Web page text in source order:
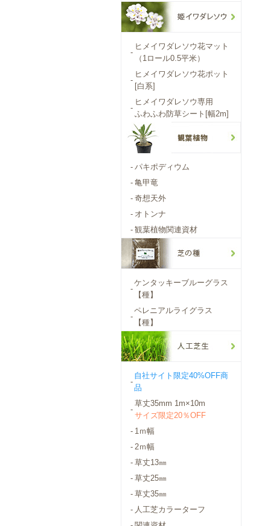
-
ヒメイワダレソウ花マット
（1ロール0.5平米）
-
ヒメイワダレソウ花ポット
[白系]
-
ヒメイワダレソウ専用
ふわふわ防草シート[幅2m]
- パキポディウム
- 亀甲竜
- 奇想天外
- オトンナ
- 観葉植物関連資材
-
ケンタッキーブルーグラス
【種】
-
ペレニアルライグラス
【種】
-
自社サイト限定40%OFF商
品
-
草丈35mm 1m×10m
サイズ限定20％OFF
- 1ｍ幅
- 2ｍ幅
- 草丈13㎜
- 草丈25㎜
- 草丈35㎜
- 人工芝カラーターフ